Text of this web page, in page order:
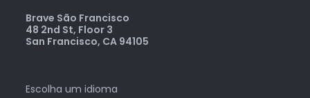
Brave São Francisco
48 2nd St, Floor 3
San Francisco, CA 94105
Escolha um idioma